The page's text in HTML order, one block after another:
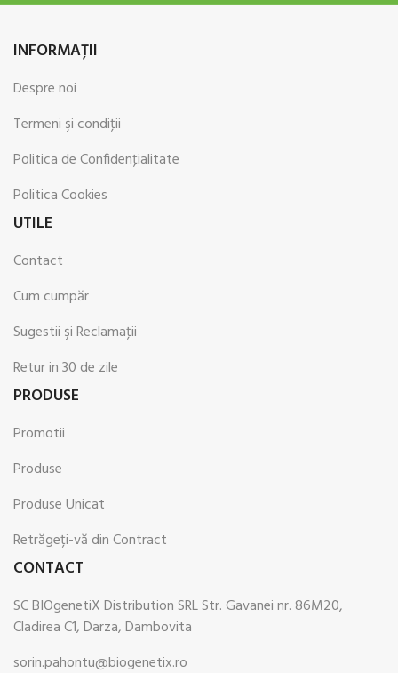
INFORMAŢII
Despre noi
Termeni şi condiţii
Politica de Confidenţialitate
Politica Cookies
UTILE
Contact
Cum cumpăr
Sugestii şi Reclamaţii
Retur in 30 de zile
PRODUSE
Promotii
Produse
Produse Unicat
Retrăgeți-vă din Contract
CONTACT
SC BIOgenetiX Distribution SRL Str. Gavanei nr. 86M20,
Cladirea C1, Darza, Dambovita
sorin.pahontu@biogenetix.ro